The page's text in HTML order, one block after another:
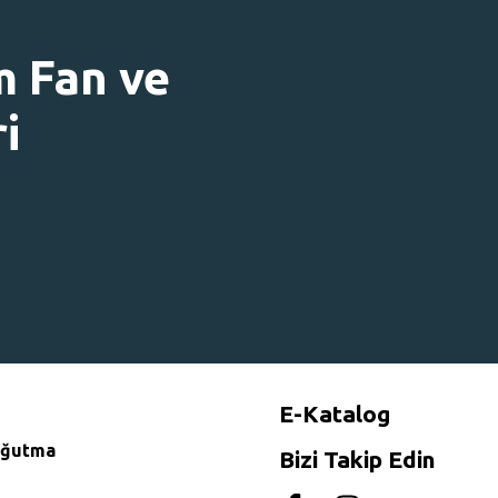
Fan ve
E-Katalog
Bizi Takip Edin